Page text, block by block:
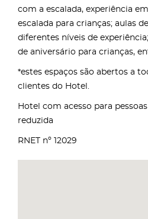
com a escalada, experiência
escalada para crianças; aulas
diferentes níveis de
de aniversário para crianças,
*estes espaços são abertos a
clientes do Hotel.
Hotel com acesso para
reduzida
RNET nº 12029